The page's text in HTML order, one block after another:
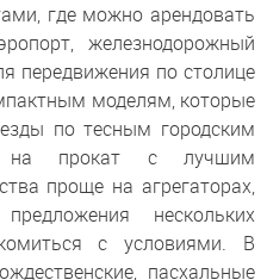
где можно арендовать
железнодорожный
передвижения по столице
моделям, которые
по тесным городским
на прокат с лучшим
проще на агрегаторах,
нескольких
с условиями. В
пасхальные